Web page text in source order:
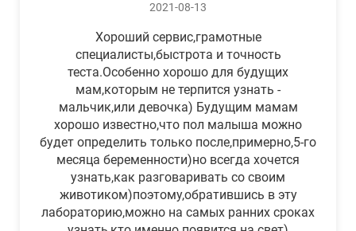
2021-08-13
Хороший сервис,грамотные
специалисты,быстрота и точность
теста.Особенно хорошо для будущих
мам,которым не терпится узнать -
мальчик,или девочка) Будущим мамам
хорошо известно,что пол малыша можно
будет определить только после,примерно,5-го
месяца беременности)но всегда хочется
узнать,как разговаривать со своим
животиком)поэтому,обратившись в эту
лабораторию,можно на самых ранних сроках